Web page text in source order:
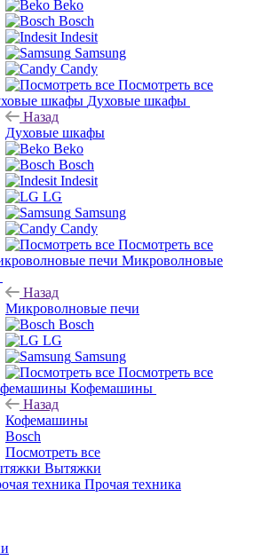
Beko
Bosch
Indesit
Samsung
Candy
Посмотреть все
Духовые шкафы
Назад
Духовые шкафы
Beko
Bosch
Indesit
LG
Samsung
Candy
Посмотреть все
Микроволновые
Назад
Микроволновые печи
Bosch
LG
Samsung
Посмотреть все
Кофемашины
Назад
Кофемашины
Bosch
Посмотреть все
Вытяжки
Прочая техника